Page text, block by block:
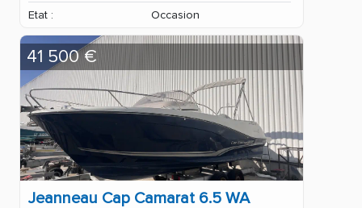
Etat :
Occasion
Jeanneau Cap Camarat 6.5 WA
41 500 €